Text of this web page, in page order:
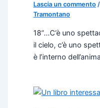
Lascia un commento /
Tramontano
18“…C’è uno
il cielo, c’è uno
è l’interno